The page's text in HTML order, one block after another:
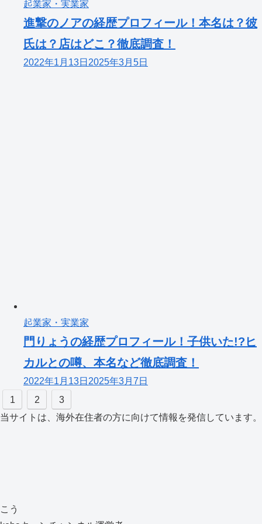
起業家・実業家
進撃のノアの経歴プロフィール！本名は？彼
氏は？店はどこ？徹底調査！
2022年1月13日 2025年3月5日
起業家・実業家
門りょうの経歴プロフィール！子供いた!?ヒ
カルとの噂、本名など徹底調査！
2022年1月13日 2025年3月7日
1
2
3
当サイトは、海外在住者の方に向けて情報を発信しています。
こう